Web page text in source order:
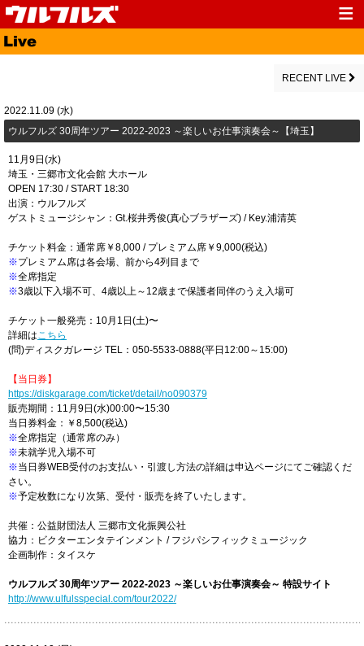
Top
Profile
Fanclub Goods
Contact
RECENT LIVE
2022.11.09 (水)
ウルフルズ 30周年ツアー 2022-2023 ～楽しいお仕事演奏会～【埼玉】
11月9日(水)
埼玉・三郷市文化会館 大ホール
OPEN 17:30 / START 18:30
出演：ウルフルズ
ゲストミュージシャン：Gt.桜井秀俊(真心ブラザーズ) / Key.浦清英
チケット料金：通常席￥8,000 / プレミアム席￥9,000(税込)
※プレミアム席は各会場、前から4列目まで
※全席指定
※3歳以下入場不可、4歳以上～12歳まで保護者同伴のうえ入場可
チケット一般発売：10月1日(土)〜
詳細はこちら
(問)ディスクガレージ TEL：050-5533-0888(平日12:00～15:00)
【当日券】
https://diskgarage.com/ticket/detail/no090379
販売期間：11月9日(水)00:00〜15:30
当日券料金：￥8,500(税込)
※全席指定（通常席のみ）
※未就学児入場不可
※当日券WEB受付のお支払い・引渡し方法の詳細は申込ページにてご確認くだ
さい。
※予定枚数になり次第、受付・販売を終了いたします。
共催：公益財団法人 三郷市文化振興公社
協力：ビクターエンタテインメント / フジパシフィックミュージック
企画制作：タイスケ
ウルフルズ 30周年ツアー 2022-2023 ～楽しいお仕事演奏会～ ​特設サイト
http://www.ulfulsspecial.com/tour2022/